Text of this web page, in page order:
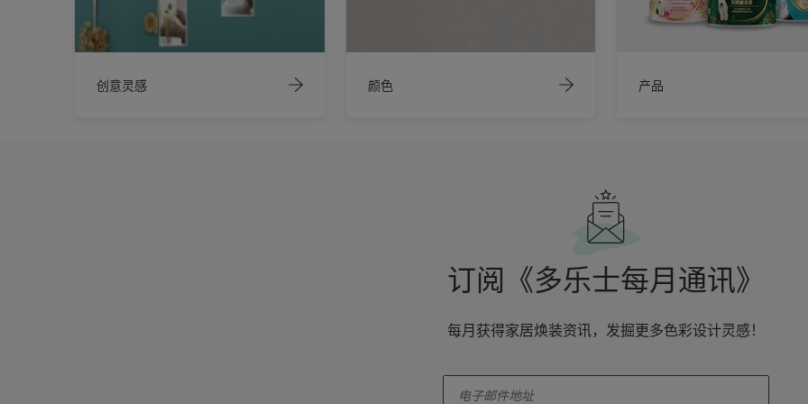
创意灵感 颜色 产品
订阅《多乐士每月通讯》
每月获得家居焕装资讯，发掘更多色彩设计灵感！